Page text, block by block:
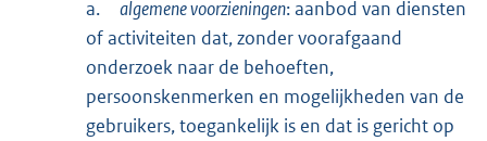
a. algemene voorzieningen: aanbod van diensten
of activiteiten dat, zonder voorafgaand
onderzoek naar de behoeften,
persoonskenmerken en mogelijkheden van de
gebruikers, toegankelijk is en dat is gericht op